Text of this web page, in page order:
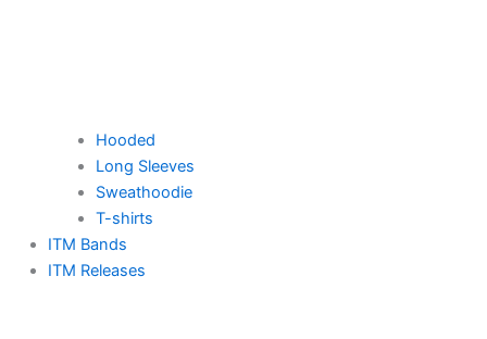
Hooded
Long Sleeves
Sweathoodie
T-shirts
ITM Bands
ITM Releases